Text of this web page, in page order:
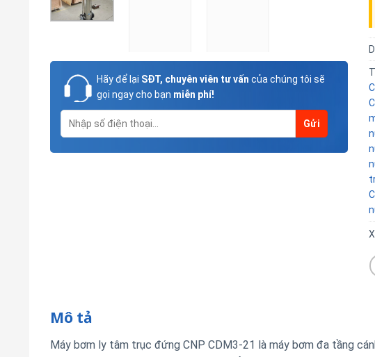
Hãy để lại SĐT, chuyên viên tư vấn của chúng tôi sẽ
gọi ngay cho bạn miễn phí!
Mô tả
Máy bơm ly tâm trục đứng CNP CDM3-21 là máy bơm đa tầng